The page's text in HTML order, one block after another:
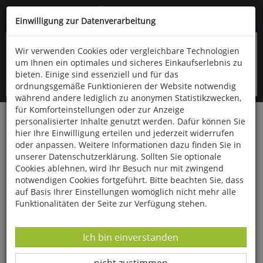
Kompletten Head der Seite überspringen
oder (06766) 9323-960
Startseite Bücher Biologie allgemein Ornithologie
Kleiber, Mauerläufer, Baumläufer,
Beutelmeisen, Pirole, Würger
Einwilligung zur Datenverarbeitung
Wir verwenden Cookies oder vergleichbare Technologien
um Ihnen ein optimales und sicheres Einkaufserlebnis zu
bieten. Einige sind essenziell und für das
ordnungsgemäße Funktionieren der Website notwendig
während andere lediglich zu anonymen Statistikzwecken,
für Komforteinstellungen oder zur Anzeige
personalisierter Inhalte genutzt werden. Dafür können Sie
hier Ihre Einwilligung erteilen und jederzeit widerrufen
oder anpassen. Weitere Informationen dazu finden Sie in
unserer Datenschutzerklärung. Sollten Sie optionale
Cookies ablehnen, wird Ihr Besuch nur mit zwingend
notwendigen Cookies fortgeführt. Bitte beachten Sie, dass
auf Basis Ihrer Einstellungen womöglich nicht mehr alle
Funktionalitäten der Seite zur Verfügung stehen.
Datenverarbeitung -
Ich bin einverstanden